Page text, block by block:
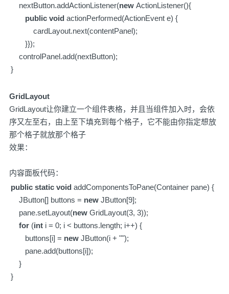
nextButton.addActionListener(new ActionListener(){
public void actionPerformed(ActionEvent e) {
cardLayout.next(contentPanel);
}});
controlPanel.add(nextButton);
}
GridLayout
GridLayout让你建立一个组件表格，并且当组件加入时，会依
序又左至右，由上至下填充到每个格子，它不能由你指定想放
那个格子就放那个格子
效果：
内容面板代码：
public static void addComponentsToPane(Container pane) {
JButton[] buttons = new JButton[9];
pane.setLayout(new GridLayout(3, 3));
for (int i = 0; i < buttons.length; i++) {
buttons[i] = new JButton(i + "");
pane.add(buttons[i]);
}
}